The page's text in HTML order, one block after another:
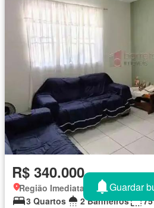
R$ 340.000
Região Imediata de Jundiaí,
3 Quartos
2 Banheiros
Guardar